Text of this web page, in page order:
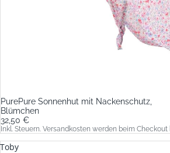
PurePure Sonnenhut mit Nackenschutz,
Blümchen
32,50 €
Inkl. Steuern. Versandkosten werden beim Checkout
Toby